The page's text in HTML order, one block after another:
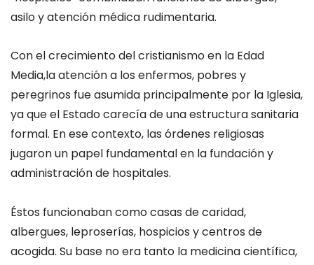
asilo y atención médica rudimentaria.
Con el crecimiento del cristianismo en la Edad
Media,la atención a los enfermos, pobres y
peregrinos fue asumida principalmente por la Iglesia,
ya que el Estado carecía de una estructura sanitaria
formal. En ese contexto, las órdenes religiosas
jugaron un papel fundamental en la fundación y
administración de hospitales.
Éstos funcionaban comocasas de caridad,
albergues, leproserías, hospicios y centros de
acogida. Su base no era tanto la medicina científica,